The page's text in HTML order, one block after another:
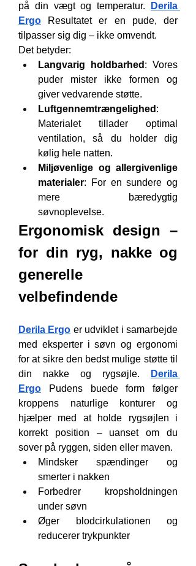
på din vægt og temperatur.
Derila
Ergo Resultatet er en pude, der
tilpasser sig dig – ikke omvendt.
Det betyder:
Langvarig holdbarhed : Vores
puder mister ikke formen og
giver vedvarende støtte.
Luftgennemtrængelighed :
Materialet tillader optimal
ventilation, så du holder dig
kølig hele natten.
Miljøvenlige og allergivenlige
materialer: For en sundere og
mere bæredygtig
søvnoplevelse.
Ergonomisk design –
for din ryg, nakke og
generelle
velbefindende
Derila Ergo er udviklet i samarbejde
med eksperter i søvn og ergonomi
for at sikre den bedst mulige støtte til
din nakke og rygsøjle.
Derila
Ergo Pudens buede form følger
kroppens naturlige konturer og
hjælper med at holde rygsøjlen i
korrekt position – uanset om du
sover på ryggen, siden eller maven.
Mindsker spændinger og
smerter i nakken
Forbedrer kropsholdningen
under søvn
Øger blodcirkulationen og
reducerer trykpunkter